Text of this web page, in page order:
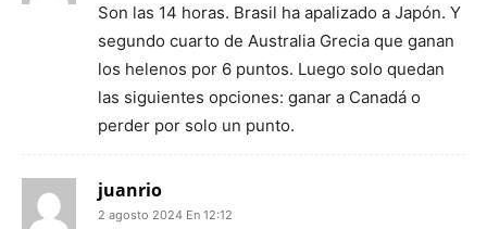
Son las 14 horas. Brasil ha apalizado a Japón. Y
segundo cuarto de Australia Grecia que ganan
los helenos por 6 puntos. Luego solo quedan
las siguientes opciones: ganar a Canadá o
perder por solo un punto.
juanrio
2 agosto 2024 En 12:12